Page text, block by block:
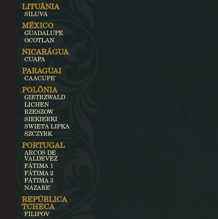
LITUÂNIA
SILUVA
MÉXICO
GUADALUPE
OCOTLAN
NICARÁGUA
CUAPA
PARAGUAI
CAACUPE'
POLÔNIA
GIETRZWALD
LICHEN
RZESZOW
SIEKIERKI
SWIETA LIPKA
SZCZYRK
PORTUGAL
ARCOS DE
VALDEVEZ
FÁTIMA 1
FÁTIMA 2
FÁTIMA 3
NAZARE'
REPÚBLICA
TCHECA
FILIPOV